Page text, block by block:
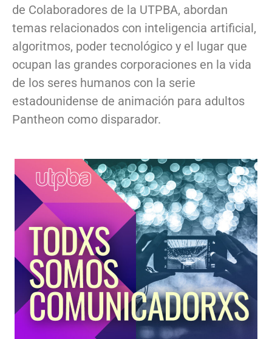
de Colaboradores de la UTPBA, abordan
temas relacionados con inteligencia artificial,
algoritmos, poder tecnológico y el lugar que
ocupan las grandes corporaciones en la vida
de los seres humanos con la serie
estadounidense de animación para adultos
Pantheon como disparador.